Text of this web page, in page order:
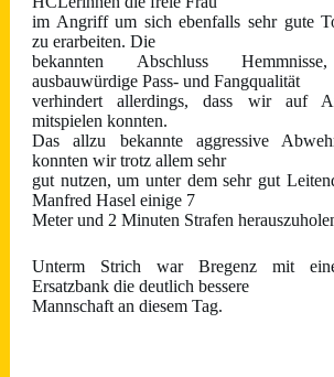
im Angriff um sich ebenfalls sehr gute
zu erarbeiten. Die
bekannten Abschluss
ausbauwürdige Pass- und Fangqualität
verhindert allerdings, dass wir auf
mitspielen konnten.
Das allzu bekannte aggressive
konnten wir trotz allem sehr
gut nutzen, um unter dem sehr gut
Manfred Hasel einige 7
Meter und 2 Minuten Strafen
Unterm Strich war Bregenz mit
Ersatzbank die deutlich bessere
Mannschaft an diesem Tag.